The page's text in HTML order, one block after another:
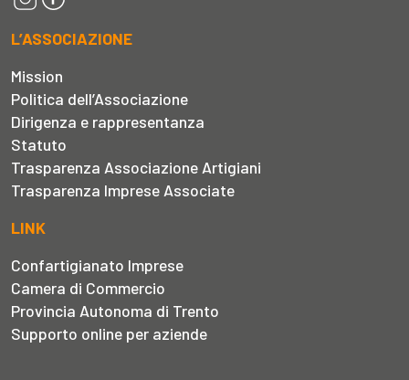
L’ASSOCIAZIONE
Mission
Politica dell’Associazione
Dirigenza e rappresentanza
Statuto
Trasparenza Associazione Artigiani
Trasparenza Imprese Associate
LINK
Confartigianato Imprese
Camera di Commercio
Provincia Autonoma di Trento
Supporto online per aziende